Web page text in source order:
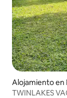
Alojamiento en
TWINLAKES